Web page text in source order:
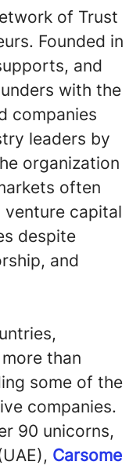
of Trust
Founded in
and
with the
companies
leaders by
organization
often
capital
despite
and
than
some of the
companies.
90 unicorns,
Carsome